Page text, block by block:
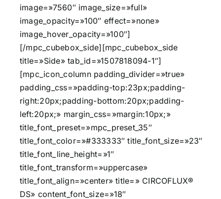
image=»7560″ image_size=»full»
image_opacity=»100″ effect=»none»
image_hover_opacity=»100″]
[/mpc_cubebox_side][mpc_cubebox_side
title=»Side» tab_id=»1507818094-1″]
[mpc_icon_column padding_divider=»true»
padding_css=»padding-top:23px;padding-
right:20px;padding-bottom:20px;padding-
left:20px;» margin_css=»margin:10px;»
title_font_preset=»mpc_preset_35″
title_font_color=»#333333″ title_font_size=»23″
title_font_line_height=»1″
title_font_transform=»uppercase»
title_font_align=»center» title=» CIRCOFLUX®
DS» content_font_size=»18″